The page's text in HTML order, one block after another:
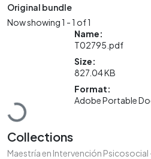
Original bundle
Now showing1 - 1 of 1
Loading...
Name:
T02795.pdf
Size:
827.04 KB
Format:
Adobe Portable
Collections
Maestría en Intervención Psicosocial